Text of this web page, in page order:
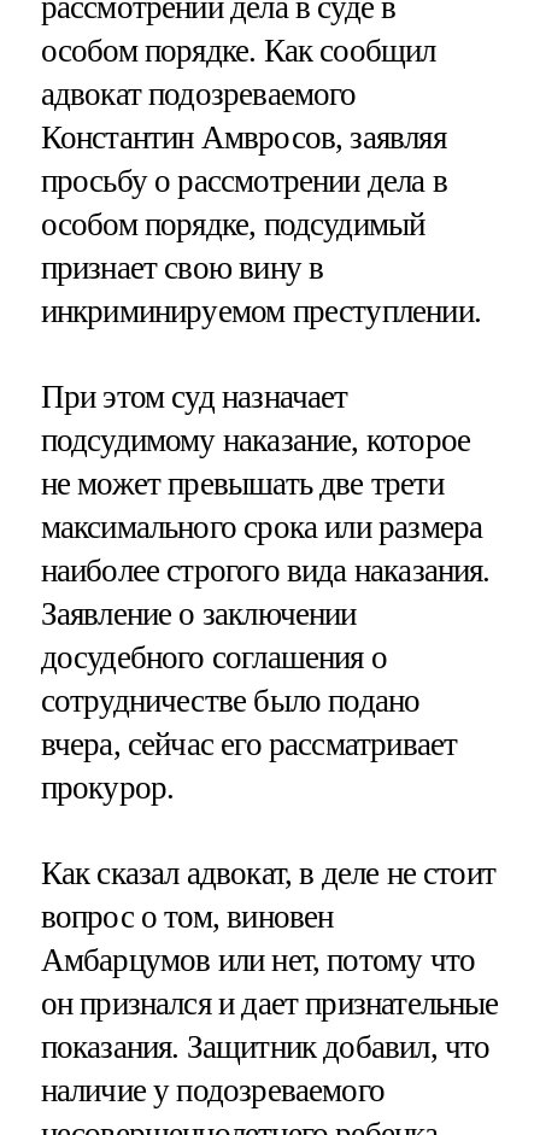
особом порядке. Как сообщил
адвокат подозреваемого
Константин Амвросов, заявляя
просьбу о рассмотрении дела в
особом порядке, подсудимый
признает свою вину в
инкриминируемом преступлении.
При этом суд назначает
подсудимому наказание, которое
не может превышать две трети
максимального срока или размера
наиболее строгого вида наказания.
Заявление о заключении
досудебного соглашения о
сотрудничестве было подано
вчера, сейчас его рассматривает
прокурор.
Как сказал адвокат, в деле не стоит
вопрос о том, виновен
Амбарцумов или нет, потому что
он признался и дает признательные
показания. Защитник добавил, что
наличие у подозреваемого